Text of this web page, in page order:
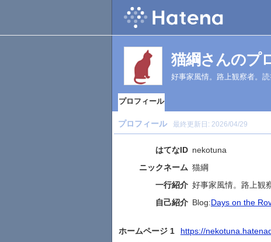
猫綱さんのプ
好事家風情。路上観察者。読
プロフィール
プロフィール 最終更新日: 2026/04/29
はてなID nekotuna
ニックネーム 猫綱
一行紹介 好事家風情。路上観
自己紹介 Blog:Days on the
ホームページ 1
https://